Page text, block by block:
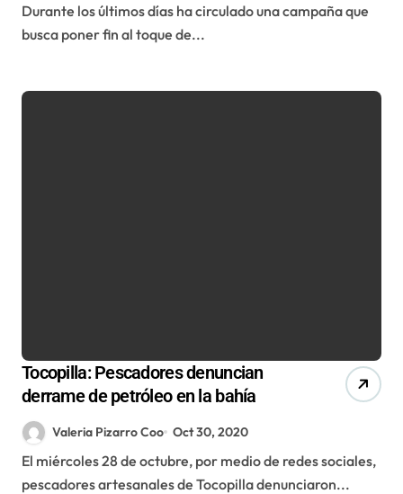
Durante los últimos días ha circulado una campaña que
busca poner fin al toque de...
Tocopilla: Pescadores denuncian
derrame de petróleo en la bahía
Valeria Pizarro Coo Oct 30, 2020
El miércoles 28 de octubre, por medio de redes sociales,
pescadores artesanales de Tocopilla denunciaron...